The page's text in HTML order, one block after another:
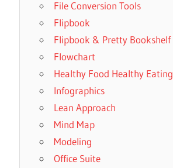
File Conversion Tools
Flipbook
Flipbook & Pretty Bookshelf
Flowchart
Healthy Food Healthy Eating
Infographics
Lean Approach
Mind Map
Modeling
Office Suite